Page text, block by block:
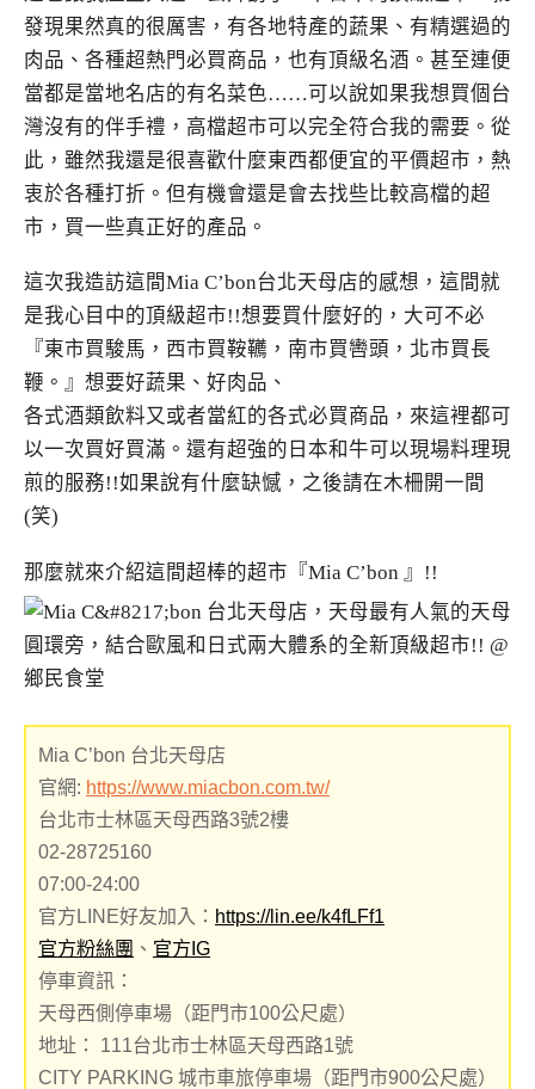
發現果然真的很厲害，有各地特產的蔬果、有精選過的
肉品、各種超熱門必買商品，也有頂級名酒。甚至連便
當都是當地名店的有名菜色……可以說如果我想買個台
灣沒有的伴手禮，高檔超市可以完全符合我的需要。從
此，雖然我還是很喜歡什麼東西都便宜的平價超市，熱
衷於各種打折。但有機會還是會去找些比較高檔的超
市，買一些真正好的產品。
這次我造訪這間Mia C’bon台北天母店的感想，這間就
是我心目中的頂級超市!!想要買什麼好的，大可不必
『東市買駿馬，西市買鞍韉，南市買轡頭，北市買長
鞭。』想要好蔬果、好肉品、
各式酒類飲料又或者當紅的各式必買商品，來這裡都可
以一次買好買滿。還有超強的日本和牛可以現場料理現
煎的服務!!如果說有什麼缺憾，之後請在木柵開一間
(笑)
那麼就來介紹這間超棒的超市『Mia C’bon 』!!
Mia C’bon 台北天母店
官網: https://www.miacbon.com.tw/
台北市士林區天母西路3號2樓
02-28725160
07:00-24:00
官方LINE好友加入： https://lin.ee/k4fLFf1
官方粉絲團 、 官方IG
停車資訊：
天母西側停車場（距門市100公尺處）
地址： 111台北市士林區天母西路1號
CITY PARKING 城市車旅停車場（距門市900公尺處）